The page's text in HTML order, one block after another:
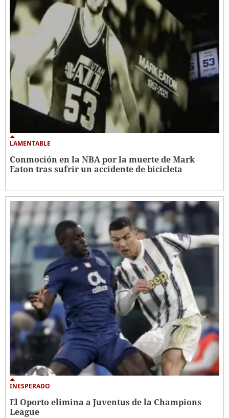
LAMENTABLE
Conmoción en la NBA por la muerte de Mark
Eaton tras sufrir un accidente de bicicleta
INESPERADO
El Oporto elimina a Juventus de la Champions
League